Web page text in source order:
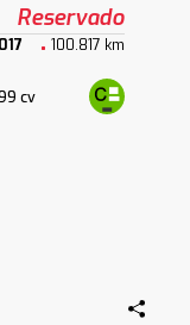
Reservado
100.817 km
cv